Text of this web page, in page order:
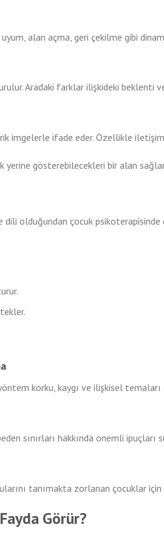
alan açma, geri çekilme gibi
Aradaki farklar ilişkideki beklenti
imgelerle ifade eder. Özellikle
yerine gösterebilecekleri bir alan
olduğundan çocuk psikoterapisinde
korku, kaygı ve ilişkisel
sınırları hakkında önemli ipuçları
tanımakta zorlanan çocuklar
Görür?